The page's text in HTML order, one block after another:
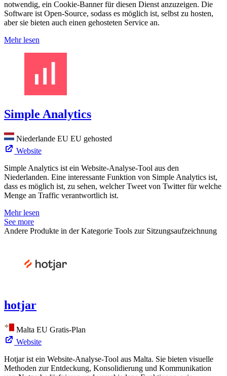
notwendig, ein Cookie-Banner für diesen Dienst anzuzeigen. Die
Software ist Open-Source, sodass es möglich ist, selbst zu hosten,
aber sie bieten auch einen gehosteten Service an.
Mehr lesen
Simple Analytics
Niederlande EU EU gehosted
Website
Simple Analytics ist ein Website-Analyse-Tool aus den
Niederlanden. Eine interessante Funktion von Simple Analytics ist,
dass es möglich ist, zu sehen, welcher Tweet von Twitter für welche
Menge an Traffic verantwortlich ist.
Mehr lesen
See more
Andere Produkte in der Kategorie Tools zur Sitzungsaufzeichnung
hotjar
Malta EU Gratis-Plan
Website
Hotjar ist ein Website-Analyse-Tool aus Malta. Sie bieten visuelle
Methoden zur Entdeckung, Konsolidierung und Kommunikation